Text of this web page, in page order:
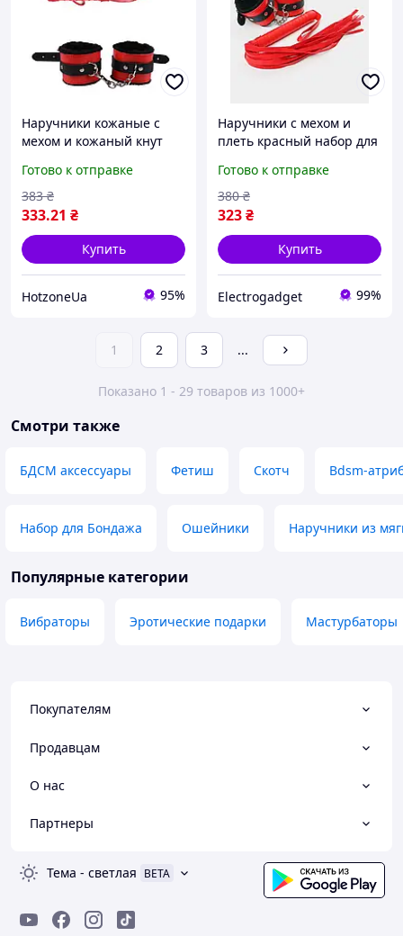
Наручники кожаные с
мехом и кожаный кнут
эротических игор
красный
Готово к отправке
333.21 ₴
383 ₴
Купить
HotzoneUa 95%
Наручники с мехом и
плеть красный набор для
мазо фетиш bdsm
Готово к отправке
323₴
380 ₴
Купить
Electrogadget 99%
1 2 3 ...
Показано 1 - 29 товаров из 1000+
Смотри также
БДСМ аксессуары Фетиш Скотч Bdsm-
Набор для Бондажа Ошейники Наручники из
Популярные категории
Вибраторы Эротические подарки Мастурбаторы
Покупателям
Продавцам
О нас
Партнеры
Тема - светлая BETA